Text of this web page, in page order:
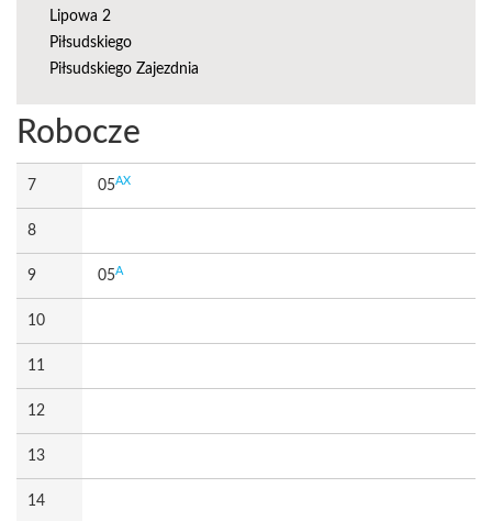
Lipowa 2
Piłsudskiego
Piłsudskiego Zajezdnia
Robocze
7 05AX
8
9 05A
10
11
12
13
14